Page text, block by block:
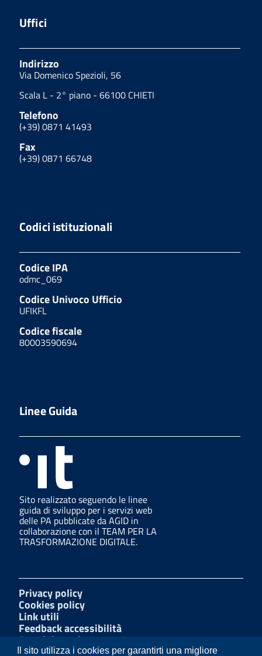
Il sito utilizza i cookies per garantirti una migliore
Uffici
Indirizzo
Via Domenico Spezioli, 56
Scala L - 2° piano - 66100 CHIETI
Telefono
(+39) 0871 41493
Fax
(+39) 0871 66748
Codici istituzionali
Codice IPA
odmc_069
Codice Univoco Ufficio
UFIKFL
Codice fiscale
80003590694
Linee Guida
Sito realizzato seguendo le linee
guida di sviluppo per i servizi web
delle PA pubblicate da AGID in
collaborazione con il TEAM PER LA
TRASFORMAZIONE DIGITALE.
Privacy policy
Cookies policy
Link utili
Feedback accessibilità
Amministrazione trasparente
W3C Css